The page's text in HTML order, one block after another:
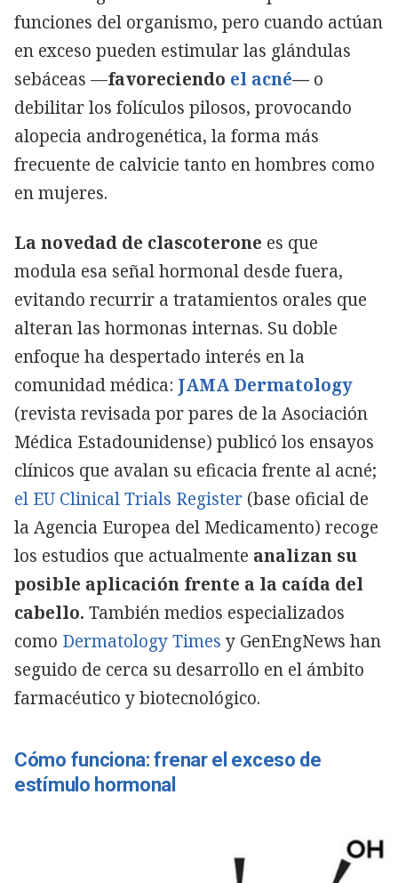
funciones del organismo, pero cuando actúan
en exceso pueden estimular las glándulas
sebáceas —favoreciendo el acné— o
debilitar los folículos pilosos, provocando
alopecia androgenética, la forma más
frecuente de calvicie tanto en hombres como
en mujeres.
La novedad de clascoterone es que
modula esa señal hormonal desde fuera,
evitando recurrir a tratamientos orales que
alteran las hormonas internas. Su doble
enfoque ha despertado interés en la
comunidad médica: JAMA Dermatology
(revista revisada por pares de la Asociación
Médica Estadounidense) publicó los ensayos
clínicos que avalan su eficacia frente al acné;
el EU Clinical Trials Register (base oficial de
la Agencia Europea del Medicamento) recoge
los estudios que actualmente analizan su
posible aplicación frente a la caída del
cabello. También medios especializados
como Dermatology Times y GenEngNews han
seguido de cerca su desarrollo en el ámbito
farmacéutico y biotecnológico.
Cómo funciona: frenar el exceso de
estímulo hormonal